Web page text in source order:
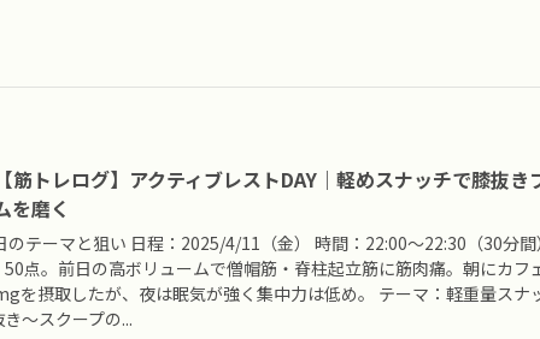
筋トレログ】アクティブレストDAY｜軽めスナッチで膝抜き
を磨く
テーマと狙い 日程：2025/4/11（金） 時間：22:00〜22:30（30分間）
点。前日の高ボリュームで僧帽筋・脊柱起立筋に筋肉痛。朝にカフ
を摂取したが、夜は眠気が強く集中力は低め。 テーマ：軽重量スナ
〜スクープの...